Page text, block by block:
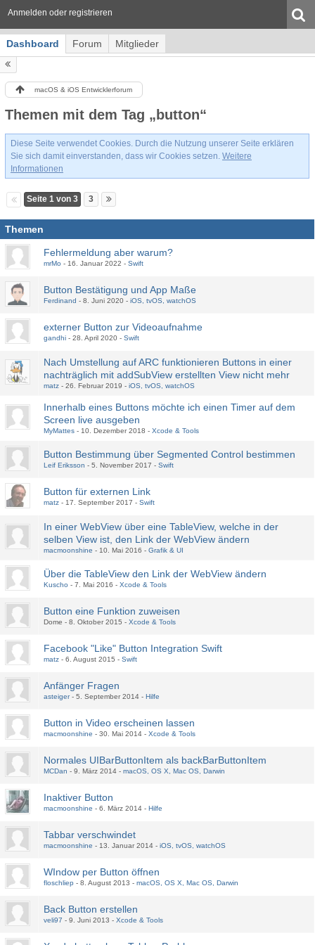
Anmelden oder registrieren
Dashboard Forum Mitglieder
macOS & iOS Entwicklerforum
Themen mit dem Tag „button“
Diese Seite verwendet Cookies. Durch die Nutzung unserer Seite erklären
Sie sich damit einverstanden, dass wir Cookies setzen. Weitere
Informationen
Seite 1 von 3 3
Themen
Fehlermeldung aber warum?
mrMo 16. Januar 2022 Swift
Button Bestätigung und App Maße
Ferdinand 8. Juni 2020 iOS, tvOS, watchOS
externer Button zur Videoaufnahme
gandhi 28. April 2020 Swift
Nach Umstellung auf ARC funktionieren Buttons in einer
nachträglich mit addSubView erstellten View nicht mehr
matz 26. Februar 2019 iOS, tvOS, watchOS
Innerhalb eines Buttons möchte ich einen Timer auf dem
Screen live ausgeben
MyMattes 10. Dezember 2018 Xcode & Tools
Button Bestimmung über Segmented Control bestimmen
Leif Eriksson 5. November 2017 Swift
Button für externen Link
matz 17. September 2017 Swift
In einer WebView über eine TableView, welche in der
selben View ist, den Link der WebView ändern
macmoonshine 10. Mai 2016 Grafik & UI
Über die TableView den Link der WebView ändern
Kuscho 7. Mai 2016 Xcode & Tools
Button eine Funktion zuweisen
Dome 8. Oktober 2015 Xcode & Tools
Facebook "Like" Button Integration Swift
matz 6. August 2015 Swift
Anfänger Fragen
asteiger 5. September 2014 Hilfe
Button in Video erscheinen lassen
macmoonshine 30. Mai 2014 Xcode & Tools
Normales UIBarButtonItem als backBarButtonItem
MCDan 9. März 2014 macOS, OS X, Mac OS, Darwin
Inaktiver Button
macmoonshine 6. März 2014 Hilfe
Tabbar verschwindet
macmoonshine 13. Januar 2014 iOS, tvOS, watchOS
WIndow per Button öffnen
floschliep 8. August 2013 macOS, OS X, Mac OS, Darwin
Back Button erstellen
veli97 9. Juni 2013 Xcode & Tools